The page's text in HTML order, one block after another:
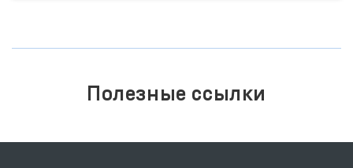
Полезные ссылки